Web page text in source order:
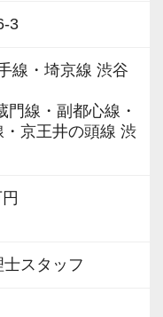
底的に磨くこと
道も用意してい
社予定です。
の他に、各種手
格するともらえ
けながら段階を
プランを準備し
せてステップア
次試算表を作成
していきましょ
務に取り組んで
深まります！
う理想をいただ
現するために大
たいと考えてい
ているのも、そう
ら評価されてい
けるようにスキ
運営しており、
件以上増加！
在籍しているの
す。
仕事で、融資対
在しています。
3
線・埼京線 渋谷
線・副都心線・
京王井の頭線 渋
スタッフ